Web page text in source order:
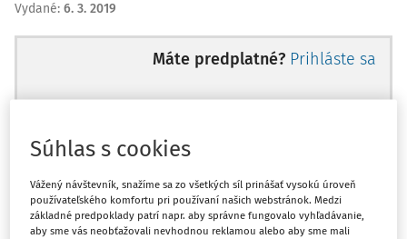
Vydané: 6. 3. 2019
Máte predplatné? Prihláste sa
Ups, zatiaľ ste si prečítali len
začiatok...
Súhlas s cookies
Vážený návštevník, snažíme sa zo všetkých síl prinášať vysokú úroveň
používateľského komfortu pri používaní našich webstránok. Medzi
základné predpoklady patrí napr. aby správne fungovalo vyhľadávanie,
aby sme vás neobťažovali nevhodnou reklamou alebo aby sme mali